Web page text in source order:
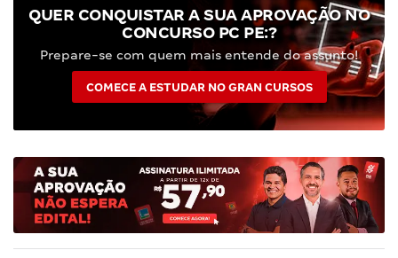
QUER CONQUISTAR A SUA APROVAÇÃO NO
CONCURSO PC PE:?
Prepare-se com quem mais entende do assunto!
COMECE A ESTUDAR NO GRAN CURSOS